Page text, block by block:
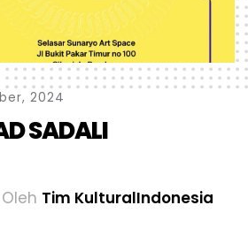
ber, 2024
DSADALI
Oleh Tim KulturalIndonesia